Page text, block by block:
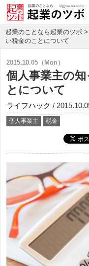
起業のことなら起業のツボ >
い税金のことについて
2015.10.05（Mon）
個人事業主の
とについて
ライフハック /
個人事業主 税金